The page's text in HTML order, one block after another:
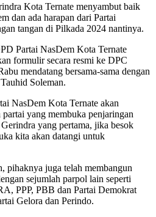
Kota Ternate menyambut baik
dan ada harapan dari Partai
tangan di Pilkada 2024 nantinya.
Partai NasDem Kota Ternate
formulir secara resmi ke DPC
mendatang bersama-sama dengan
Soleman.
NasDem Kota Ternate akan
yang membuka penjaringan
yang pertama, jika besok
kita akan datangi untuk
pihaknya juga telah membangun
sejumlah parpol lain seperti
PPP, PBB dan Partai Demokrat
Gelora dan Perindo.